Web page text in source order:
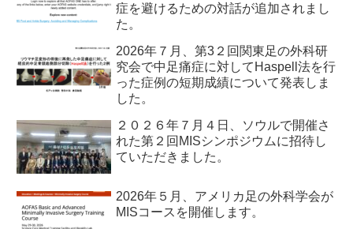
症を避けるための対話が追加されまし
た。
2026年７月、第3２回関東足の外科研
究会で中足痛症に対してHaspell法を行
った症例の短期成績について発表しま
した。
２０２６年７月４日、ソウルで開催さ
れた第２回MISシンポジウムに招待し
ていただきました。
2026年５月、アメリカ足の外科学会が
MISコースを開催します。